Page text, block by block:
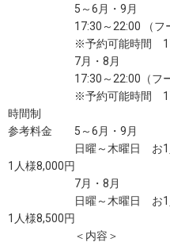
5～6月・9月
17:30～22:00 （フード
※予約可能時間 17:30
7月・8月
17:30～22:00（フード
※予約可能時間 17:30
時間制
参考料金 5～6月・9月
日曜～木曜日 お1人
1人様8,000円
7月・8月
日曜～木曜日 お1人
1人様8,500円
＜内容＞